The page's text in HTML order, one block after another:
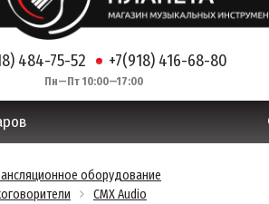
484-75-52 +7(918) 416-68-80
Пн—Пт 10:00—17:00
оборудование
CMX Audio